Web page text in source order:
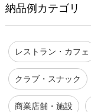
納品例カテゴリ
レストラン・カフェ
クラブ・スナック
商業店舗・施設